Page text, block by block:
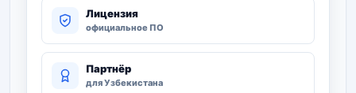
Лицензия
официальное ПО
Партнёр
для Узбекистана